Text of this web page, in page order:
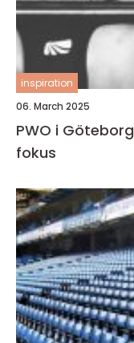
inspiration
06. March 2025
PWO i
fokus